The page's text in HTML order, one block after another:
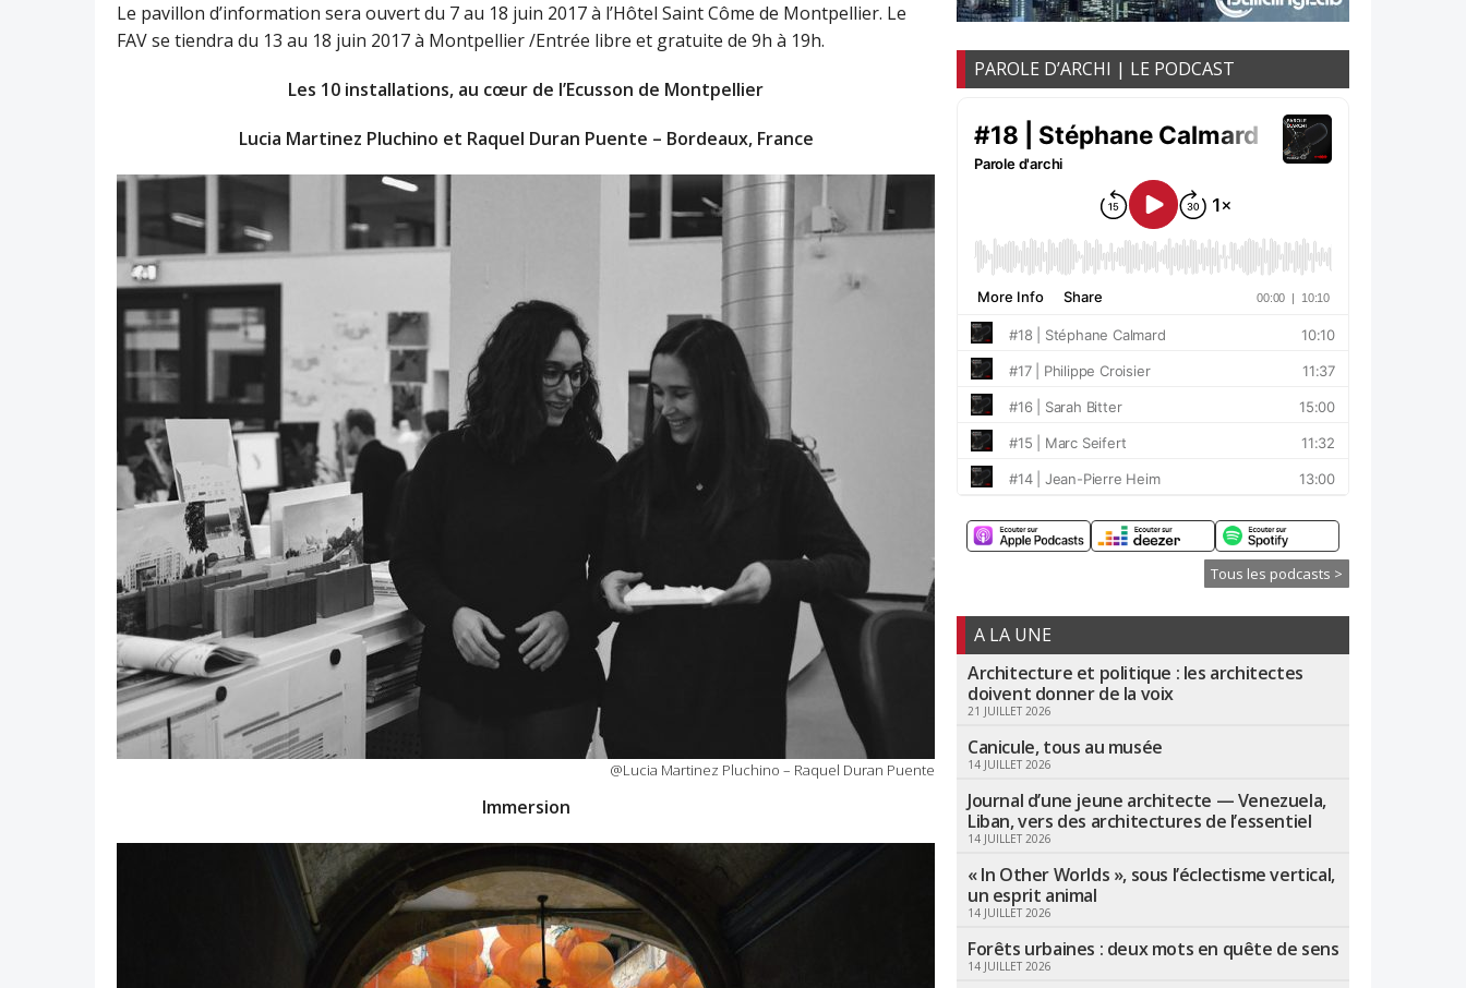
Le pavillon d’information sera ouvert du 7 au 18 juin 2017 à l’Hôtel Saint Côme de Montpellier. Le
FAV se tiendra du 13 au 18 juin 2017 à Montpellier /Entrée libre et gratuite de 9h à 19h.
Les 10 installations, au cœur de l’Ecusson de Montpellier
Lucia Martinez Pluchino et Raquel Duran Puente – Bordeaux, France
@Lucia Martinez Pluchino – Raquel Duran Puente
Immersion
PAROLE D’ARCHI | LE PODCAST
Tous les podcasts >
A LA UNE
Architecture et politique : les architectes
doivent donner de la voix
21 JUILLET 2026
Canicule, tous au musée
14 JUILLET 2026
Journal d’une jeune architecte — Venezuela,
Liban, vers des architectures de l’essentiel
14 JUILLET 2026
« In Other Worlds », sous l’éclectisme vertical,
un esprit animal
14 JUILLET 2026
Forêts urbaines : deux mots en quête de sens
14 JUILLET 2026